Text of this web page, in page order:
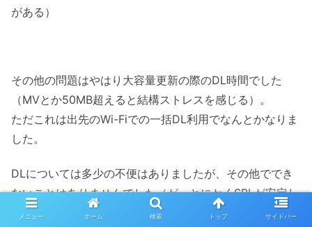
がある）
その他の問題はやはり大容量更新の際のDL時間でした
（MVとか50MB超えると結構ストレスを感じる）。
ただこれは出先のWi-Fiでの一括DL利用でなんとかなりま
した。
DLについては多少の不便はありましたが、その他ででき
ないことはありませんでした（が、とにかくSBLが安定し
なかったのは痛かったです…）
メニュー ホーム 検索 トップ サイドバー